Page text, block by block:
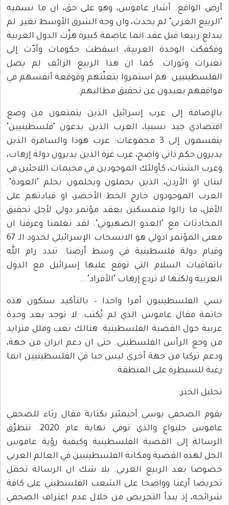
أرض الواقع. أشار عاموس، وهو على حق، ان ما نسميه
"الربيع العربي" لم يحدث، وان وجه الشرق الأوسط تغير. لم
يندلع ربيعا قبل عقد انما عاصفة كبيرة هزّت الدول العربية
وفكفكت الوحدة العربية، اسقطت حكومات وأدّت إلى
تغيرات وثورات. كما ان هذا الربيع الزائف لم يصل
الفلسطينيين. هم استمروا بتعنّتهم وقوقعة أنفسهم في
مواقفهم بعيدون عن تحقيق مطالبهم.
بالإضافة إلى عرب إسرائيل الذين يتمتعون من وضع
اقتصادي جيد نسبيا، العرب الذين يدعون "فلسطينيين"
يتقسمون إلى 3 مجموعات: عرب هودا والسامرة الذين
يديرون حكم ذاتي واضح، عرب غزة الذين يديرون دولة إرهاب،
وعرب الشتات، كأولئك الموجودين في مخيمات اللاجئين في
لبنان او الأردن، الذين يحملون ويحلمون بحلم "العودة".
العرب الموجودون خارج الخط الأخضر، او قيادتهم على
الأقل، ما زالوا متمسكين بعقد مؤتمر دولي لأجل تحقيق
المحادثات مع "العدو الصهيوني". لقد تعلمنا وعرفنا ان
معنى المؤتمر ادولي هو الانسحاب الإسرائيلي لحدود الـ 67
وقيام دولة فلسطينية في وسط أرضنا. تندد رام الله
باتفاقيات السلام التي توقع عليها إسرائيل مع الدول
العربية ولكنها لا تردع إرهاب "الأفراد"...
نسي الفلسطينيون أمرا واحدا – بالتأكيد ستكون هذه
خاتمة مقال عاموس الذي لم يُكتب. لا توجد بعد وحدة
عربية حول القضية الفلسطينية. هنالك تعب وملل متزايد
من وجع الرأس الفلسطيني. حتى ان دعم ايران من جهة،
ودعم تركيا من جهة أخرى ليس حبا في الفلسطينيين انما
رغبة للسيطرة على المنطقة.
تحليل الخبر:
يقوم الصحفي يوسي أحيمئير بكتابة مقال رثاء للصحفي
عاموس جلبواع والذي توفي نهاية عام 2020. تتطرّق
الرسالة إلى القضية الفلسطينية وكيفية رؤية عاموس
الحل لهذه القضية ومكانة الفلسطينيين في العالم العربي
خصوصا بعد الربيع العربي. بلا شك ان الرسالة تحمل
تحريضا أرعنا وواضحا على الشعب الفلسطيني على كافة
شرائحه، إذ يبدأ التحريض من خلال عدم اعتراف الصحفي